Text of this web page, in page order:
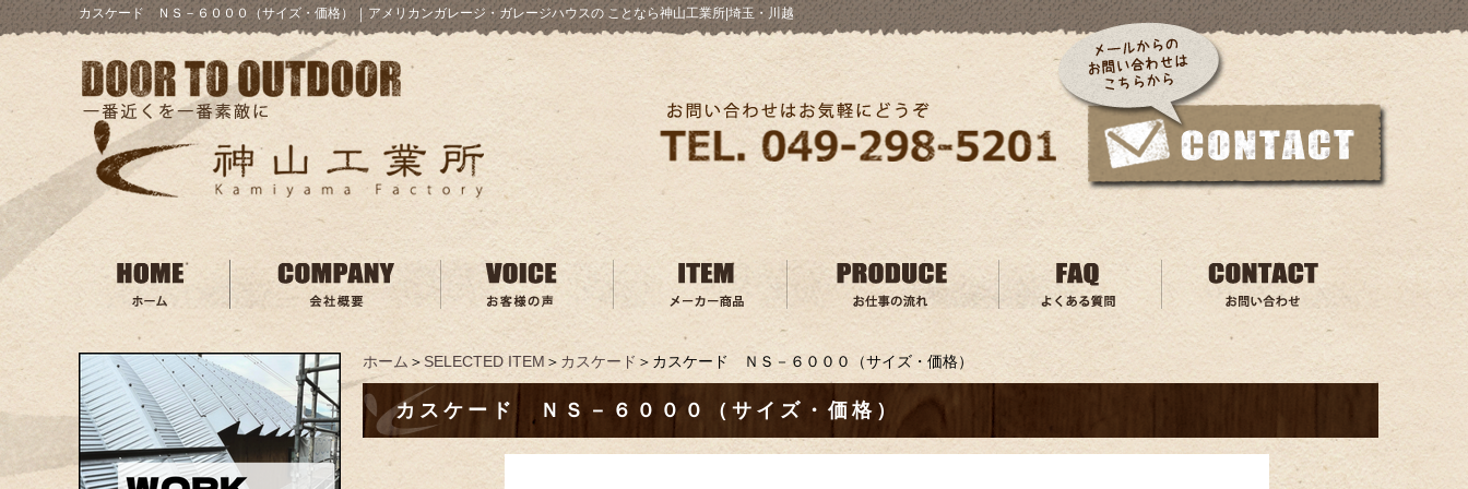
カスケード ＮＳ－６０００（サイズ・価格） ｜アメリカンガレージ・ガレージハウスの ことなら神山工業所|埼玉・川越
ホーム ＞SELECTED ITEM ＞ カスケード ＞カスケード ＮＳ－６０００（サイズ・価格）
カスケード ＮＳ－６０００（サイズ・価格）